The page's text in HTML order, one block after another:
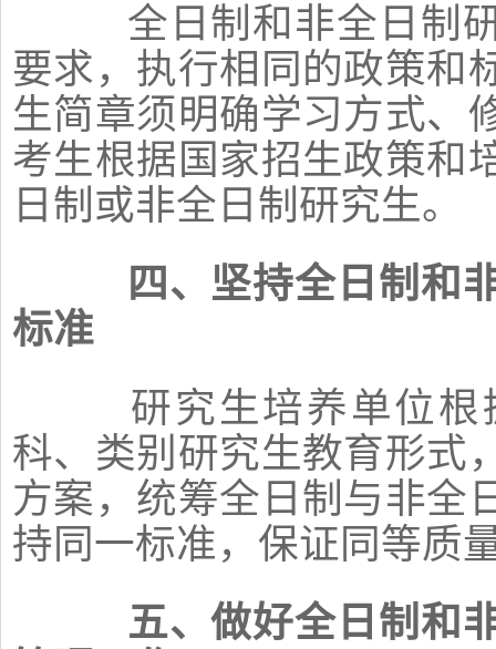
全日制和非全日制研
要求，执行相同的政策和
生简章须明确学习方式、
考生根据国家招生政策和
日制或非全日制研究生。
四、坚持全日制和
标准
研究生培养单位根
科、类别研究生教育形式
方案，统筹全日制与非全
持同一标准，保证同等质
五、做好全日制和